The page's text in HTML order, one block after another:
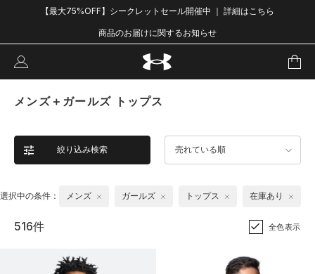
【最大75%OFF】シークレットセール開催中 ｜ 詳細はこちら
商品のお届けに関するお知らせ
メンズ＋ガールズ トップス
絞り込み検索 売れている順
選択中の条件： メンズ ガールズ トップス 在庫あり
516件 全色表示